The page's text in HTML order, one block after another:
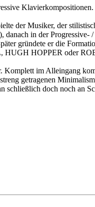
der Musiker, der
in der Progressive-
gründete er die
HOPPER oder
im Alleingang
getragenen
schließlich doch noch an